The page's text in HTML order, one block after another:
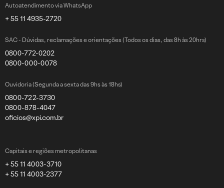
Autoatendimento via WhatsApp
+ 55 11 4935-2720
SAC - Dúvidas, reclamações e orientações (Todos os dias, das 8h às 20hrs)
0800-772-0202
0800-000-0078
Ouvidoria (Segunda a sexta das 9hs às 18hs)
0800-722-3730
0800-878-4047
oficios@xpi.com.br
Capitais e regiões metropolitanas
+ 55 11 4003-3710
+ 55 11 4003-2377